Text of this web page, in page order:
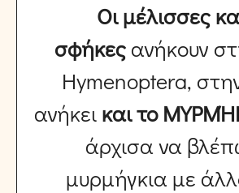
Οι μέλισσες
σφήκεςανήκουν
Hymenoptera,
ανήκει και το
άρχισα να
μυρμήγκια με